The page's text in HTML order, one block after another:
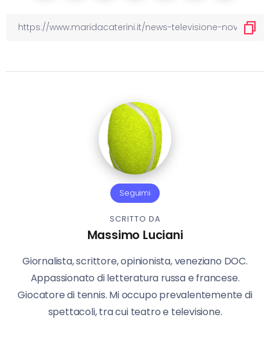
Seguimi
SCRITTO DA
Massimo Luciani
Giornalista, scrittore, opinionista, veneziano DOC.
Appassionato di letteratura russa e francese.
Giocatore di tennis. Mi occupo prevalentemente di
spettacoli, tra cui teatro e televisione.